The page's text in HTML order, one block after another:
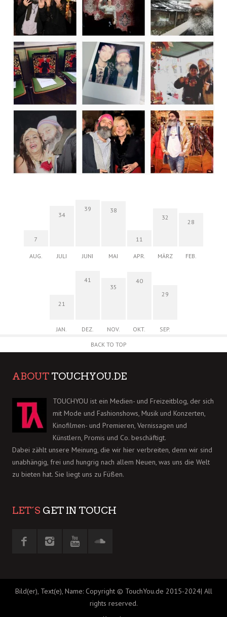
7
AUG.
34
JULI
39
JUNI
38
MAI
11
APR.
32
MÄRZ
28
FEB.
21
JAN.
41
DEZ.
35
NOV.
40
OKT.
29
SEP.
BACK TO TOP
ABOUT TOUCHYOU.DE
TOUCHYOU ist ein Medien- und Freizeitblog, der sich
mit Mode und Fashionshows, Musik und Konzerten,
Kinofilmen- und Premieren, Vernissagen und
Künstlern, Promis und Co. beschäftigt.
Dabei zählt unsere Meinung, die wir hier verbreiten, denn wir sind
unabhängig, frei und hungrig nach allem Neuen, was uns die Welt
zu bieten hat. Sie liegt uns zu Füßen.
LET´S GET IN TOUCH
Bild(er), Text(e), Name: Copyright © TouchYou.de 2015-2024| All
rights reserved.